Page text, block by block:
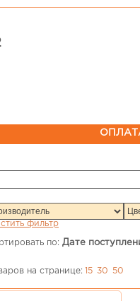
фильтр
по: Дате
на странице: 15 30 50